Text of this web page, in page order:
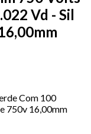
Vd - Sil
Com 100
750v 16,00mm